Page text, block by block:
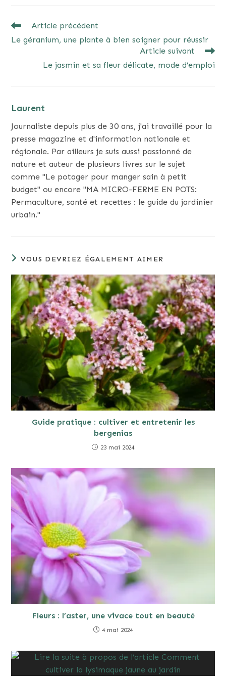
READ
MORE
ARTICLES
Article précédent
Le géranium, une plante à bien soigner pour réussir
Article suivant
Le jasmin et sa fleur délicate, mode d’emploi
Laurent
Journaliste depuis plus de 30 ans, j'ai travaillé pour la
presse magazine et d'information nationale et
régionale. Par ailleurs je suis aussi passionné de
nature et auteur de plusieurs livres sur le sujet
comme "Le potager pour manger sain à petit
budget" ou encore "MA MICRO-FERME EN POTS:
Permaculture, santé et recettes : le guide du jardinier
urbain."
VOUS DEVRIEZ ÉGALEMENT AIMER
Guide pratique : cultiver et entretenir les
bergenias
23 mai 2024
Fleurs : l’aster, une vivace tout en beauté
4 mai 2024